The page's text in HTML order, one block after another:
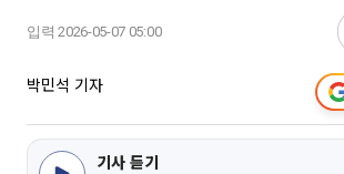
입력 2026-05-07 05:00
박민석 기자
기사 듣기